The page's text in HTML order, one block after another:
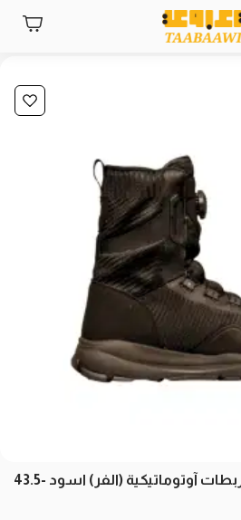
آوتوماتيكية (الفر) اسود -43.5